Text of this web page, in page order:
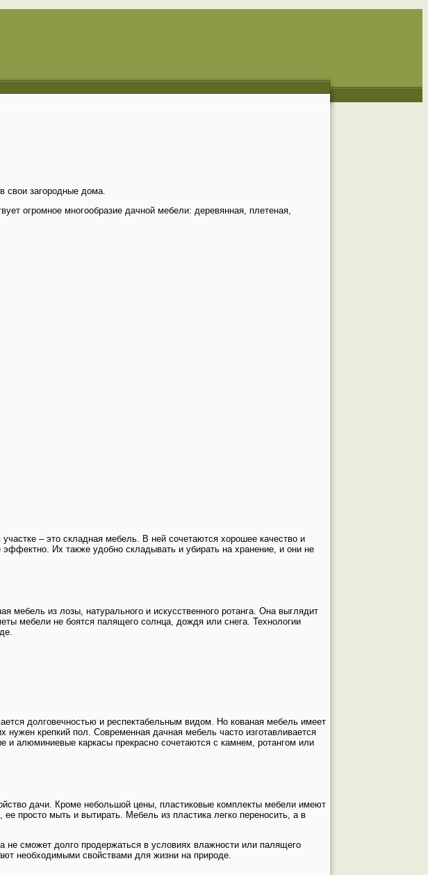
свои загородные дома.
огромное многообразие дачной мебели: деревянная, плетеная,
– это складная мебель. В ней сочетаются хорошее качество и
Их также удобно складывать и убирать на хранение, и они не
мебель из лозы, натурального и искусственного ротанга. Она выглядит
мебели не боятся палящего солнца, дождя или снега. Технологии
долговечностью и респектабельным видом. Но кованая мебель имеет
крепкий пол. Современная дачная мебель часто изготавливается
алюминиевые каркасы прекрасно сочетаются с камнем, ротангом или
дачи. Кроме небольшой цены, пластиковые комплекты мебели имеют
просто мыть и вытирать. Мебель из пластика легко переносить, а в
сможет долго продержаться в условиях влажности или палящего
необходимыми свойствами для жизни на природе.